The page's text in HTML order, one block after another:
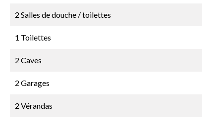
2 Salles de douche / toilettes
1 Toilettes
2 Caves
2 Garages
2 Vérandas